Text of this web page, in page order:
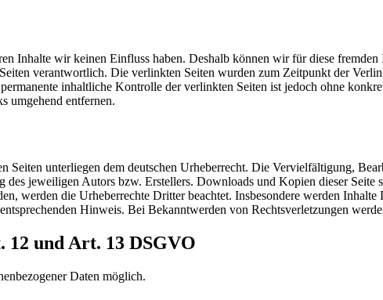
Inhalte wir keinen Einfluss haben. Deshalb können wir für diese
verantwortlich. Die verlinkten Seiten wurden zum Zeitpunkt der
inhaltliche Kontrolle der verlinkten Seiten ist jedoch ohne
umgehend entfernen.
Seiten unterliegen dem deutschen Urheberrecht. Die Vervielfältigung,
jeweiligen Autors bzw. Erstellers. Downloads und Kopien dieser
werden die Urheberrechte Dritter beachtet. Insbesondere werden
Hinweis. Bei Bekanntwerden von Rechtsverletzungen
12 und Art. 13 DSGVO
Daten möglich.